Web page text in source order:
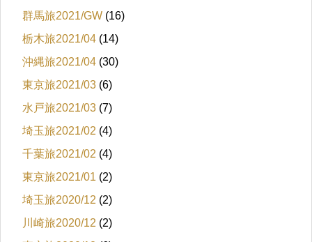
群馬旅2021/GW (16)
栃木旅2021/04 (14)
沖縄旅2021/04 (30)
東京旅2021/03 (6)
水戸旅2021/03 (7)
埼玉旅2021/02 (4)
千葉旅2021/02 (4)
東京旅2021/01 (2)
埼玉旅2020/12 (2)
川崎旅2020/12 (2)